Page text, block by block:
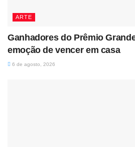
ARTE
Ganhadores do Prêmio
emoção de vencer em casa
6 de agosto, 2026